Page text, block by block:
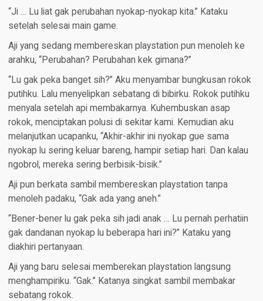
“Ji … Lu liat gak perubahan nyokap-nyokap kita.” Kataku
setelah selesai main game.
Aji yang sedang membereskan playstation pun menoleh ke
arahku, “Perubahan? Perubahan kek gimana?”
“Lu gak peka banget sih?” Aku menyambar bungkusan rokok
putihku. Lalu menyelipkan sebatang di bibirku. Rokok putihku
menyala setelah api membakarnya. Kuhembuskan asap
rokok, menciptakan polusi di sekitar kami. Kemudian aku
melanjutkan ucapanku, “Akhir-akhir ini nyokap gue sama
nyokap lu sering keluar bareng, hampir setiap hari. Dan kalau
ngobrol, mereka sering berbisik-bisik.”
Aji pun berkata sambil membereskan playstation tanpa
menoleh padaku, “Gak ada yang aneh.”
“Bener-bener lu gak peka sih jadi anak … Lu pernah perhatiin
gak dandanan nyokap lu beberapa hari ini?” Kataku yang
diakhiri pertanyaan.
Aji yang baru selesai memberekan playstation langsung
menghampiriku. “Gak.” Katanya singkat sambil membakar
sebatang rokok.